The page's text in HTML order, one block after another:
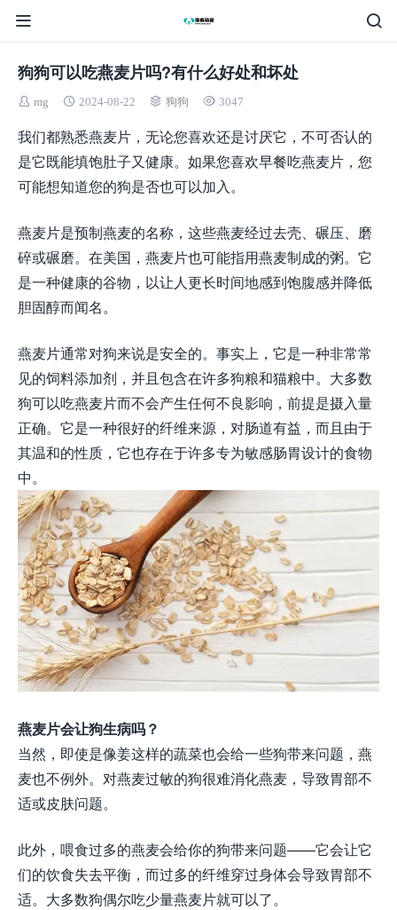
狗狗可以吃燕麦片吗?有什么好处和坏处
mg 2024-08-22 狗狗 3047
我们都熟悉燕麦片，无论您喜欢还是讨厌它，不可否认的
是它既能填饱肚子又健康。如果您喜欢早餐吃燕麦片，您
可能想知道您的狗是否也可以加入。
燕麦片是预制燕麦的名称，这些燕麦经过去壳、碾压、磨
碎或碾磨。在美国，燕麦片也可能指用燕麦制成的粥。它
是一种健康的谷物，以让人更长时间地感到饱腹感并降低
胆固醇而闻名。
燕麦片通常对狗来说是安全的。事实上，它是一种非常常
见的饲料添加剂，并且包含在许多狗粮和猫粮中。大多数
狗可以吃燕麦片而不会产生任何不良影响，前提是摄入量
正确。它是一种很好的纤维来源，对肠道有益，而且由于
其温和的性质，它也存在于许多专为敏感肠胃设计的食物
中。
燕麦片会让狗生病吗？
当然，即使是像姜这样的蔬菜也会给一些狗带来问题，燕
麦也不例外。对燕麦过敏的狗很难消化燕麦，导致胃部不
适或皮肤问题。
此外，喂食过多的燕麦会给你的狗带来问题——它会让它
们的饮食失去平衡，而过多的纤维穿过身体会导致胃部不
适。大多数狗偶尔吃少量燕麦片就可以了。